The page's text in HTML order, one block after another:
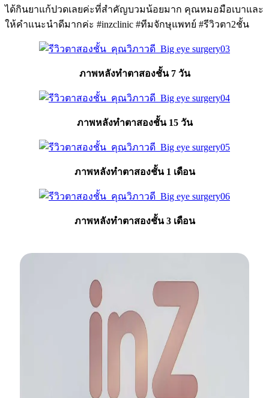
ได้กินยาแก้ปวดเลยค่ะที่สำคัญบวมน้อยมาก คุณหมอมือเบาและ
ให้คำแนะนำดีมากค่ะ #inzclinic #ทีมจักษุแพทย์ #รีวิวตา2ชั้น
ภาพหลังทำตาสองชั้น 7 วัน
ภาพหลังทำตาสองชั้น 15 วัน
ภาพหลังทำตาสองชั้น 1 เดือน
ภาพหลังทำตาสองชั้น 3 เดือน